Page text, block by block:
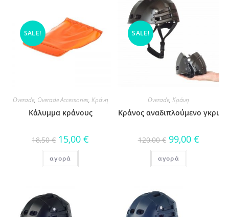
SALE!
Overade, Overade Accessories, Κράνη
Κάλυμμα κράνους
18,50€ 15,00€
αγορά
SALE!
Overade,Κράνη
Κράνος αναδιπλούμενο γκρι
120,00€ 99,00 €
αγορά